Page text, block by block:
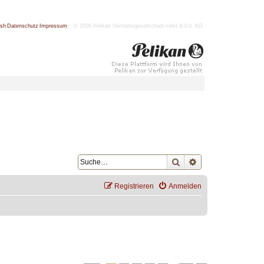
Datenschutz Impressum | © 2009 Pelikan Vertriebsgesellschaft mbH & Co. KG
Suche
Anmelden
Registrieren